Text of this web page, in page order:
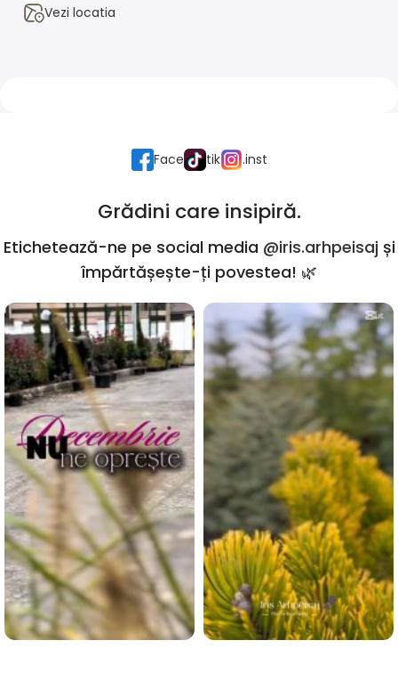
Vezi locatia
Face tik .inst
Grădini care insipiră.
Etichetează-ne pe social media @iris.arhpeisaj și
împărtășește-ți povestea! 🌿